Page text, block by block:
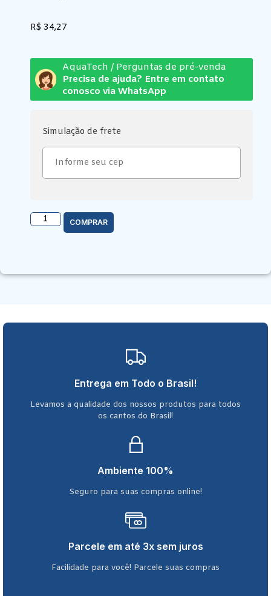
R$ 34,27
AquaTech / Perguntas de pré-venda
Precisa de ajuda? Entre em contato
conosco via WhatsApp
Simulação de frete
COMPRAR
Entrega em Todo o Brasil!
Levamos a qualidade dos nossos produtos para todos
os cantos do Brasil!
Ambiente 100%
Seguro para suas compras online!
Parcele em até 3x sem juros
Facilidade para você! Parcele suas compras